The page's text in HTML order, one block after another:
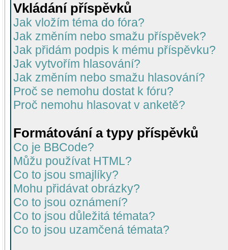
Vkládání příspěvků
Jak vložím téma do fóra?
Jak změním nebo smažu příspěvek?
Jak přidám podpis k mému příspěvku?
Jak vytvořím hlasování?
Jak změním nebo smažu hlasování?
Proč se nemohu dostat k fóru?
Proč nemohu hlasovat v anketě?
Formátování a typy příspěvků
Co je BBCode?
Můžu používat HTML?
Co to jsou smajlíky?
Mohu přidávat obrázky?
Co to jsou oznámení?
Co to jsou důležitá témata?
Co to jsou uzamčená témata?